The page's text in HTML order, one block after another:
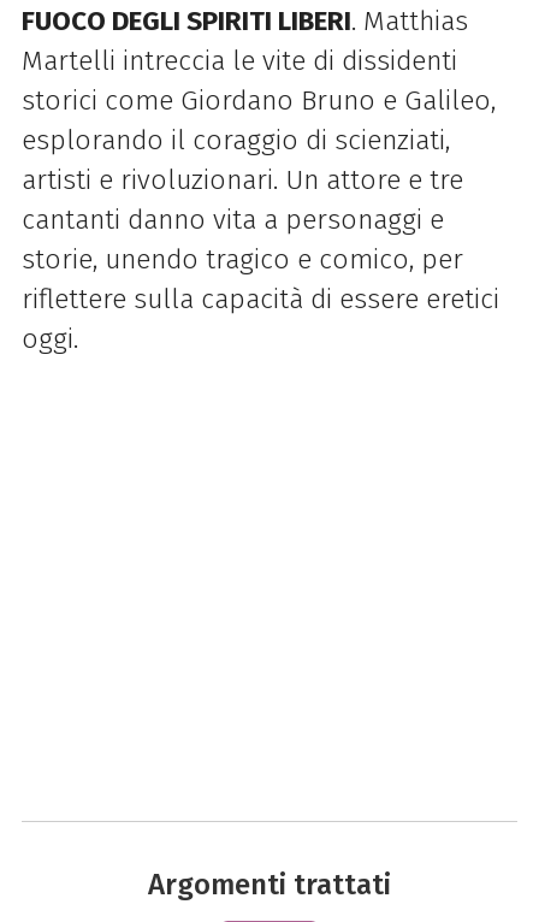
FUOCO DEGLI SPIRITI LIBERI. Matthias
Martelli intreccia le vite di dissidenti
storici come Giordano Bruno e Galileo,
esplorando il coraggio di scienziati,
artisti e rivoluzionari. Un attore e tre
cantanti danno vita a personaggi e
storie, unendo tragico e comico, per
riflettere sulla capacità di essere eretici
oggi.
Argomenti trattati